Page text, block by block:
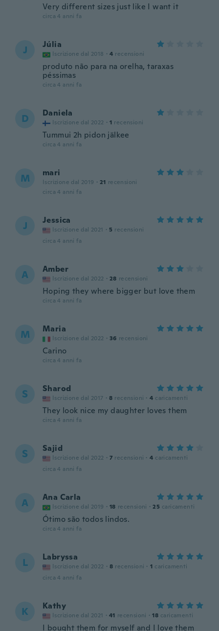
Very different sizes just like I want it
circa 4 anni fa
J Júlia
Iscrizione dal 2018 · 4 recensioni
produto não para na orelha, taraxas
péssimas
circa 4 anni fa
D Daniela
Iscrizione dal 2022 · 1 recensioni
Tummui 2h pidon jälkee
circa 4 anni fa
M mari
Iscrizione dal 2019 · 21 recensioni
circa 4 anni fa
J Jessica
Iscrizione dal 2021 · 5 recensioni
circa 4 anni fa
A Amber
Iscrizione dal 2022 · 28 recensioni
Hoping they where bigger but love them
circa 4 anni fa
M Maria
Iscrizione dal 2022 · 36 recensioni
Carino
circa 4 anni fa
S Sharod
Iscrizione dal 2017 · 8 recensioni · 4 caricamenti
They look nice my daughter loves them
circa 4 anni fa
S Sajid
Iscrizione dal 2022 · 7 recensioni · 4 caricamenti
circa 4 anni fa
A Ana Carla
Iscrizione dal 2019 · 18 recensioni · 25 caricamenti
Ótimo são todos lindos.
circa 4 anni fa
L Labryssa
Iscrizione dal 2022 · 8 recensioni · 1 caricamenti
circa 4 anni fa
K Kathy
Iscrizione dal 2021 · 41 recensioni · 18 caricamenti
I bought them for myself and I love them